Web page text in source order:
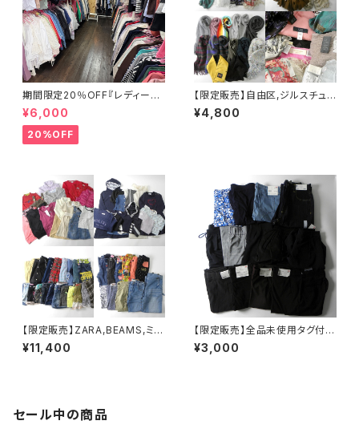
期間限定20％OFF『レディース
春夏物30点セット☆弊社店舗販
売品と同等のクオリティです♪』
¥6,000
20%OFF
【限定販売】自由区,ジルスチュア
ート,HARDY AMIES,LANDS'E
ND,スナイデル,ローラアシュレ
¥4,800
【限定販売】ZARA,BEAMS,ミキ
ハウス,組曲,ANGEL BLUE,JE
NNI,プティマイン,む～のんのん
¥11,400
【限定販売】全品未使用タグ付
定価3万相当 ほぼユニクロ レ
ディースボトムス13点セット
¥3,000
セール中の商品